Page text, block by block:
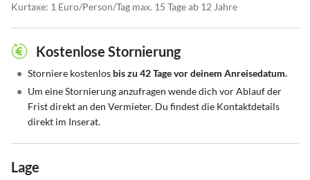
Kurtaxe: 1 Euro/Person/Tag max. 15 Tage ab 12 Jahre
Kostenlose Stornierung
• Storniere kostenlos bis zu 42 Tage vor deinem Anreisedatum.
• Um eine Stornierung anzufragen wende dich vor Ablauf der
Frist direkt an den Vermieter. Du findest die Kontaktdetails
direkt im Inserat.
Lage